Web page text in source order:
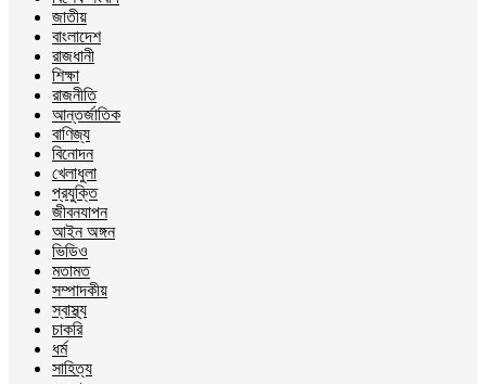
জাতীয়
বাংলাদেশ
রাজধানী
শিক্ষা
রাজনীতি
আন্তর্জাতিক
বাণিজ্য
বিনোদন
খেলাধুলা
প্রযুক্তি
জীবনযাপন
আইন অঙ্গন
ভিডিও
মতামত
সম্পাদকীয়
স্বাস্থ্য
চাকরি
ধর্ম
সাহিত্য